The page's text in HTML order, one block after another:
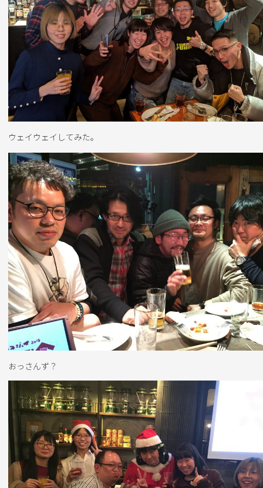
ウェイウェイしてみた。
おっさんず？